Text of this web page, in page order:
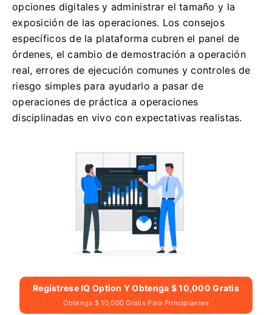
opciones digitales y administrar el tamaño y la
exposición de las operaciones. Los consejos
específicos de la plataforma cubren el panel de
órdenes, el cambio de demostración a operación
real, errores de ejecución comunes y controles de
riesgo simples para ayudarlo a pasar de
operaciones de práctica a operaciones
disciplinadas en vivo con expectativas realistas.
Regístrese IQ Option Y Obtenga $ 10,000 Gratis
Obtenga $ 10,000 Gratis Para Principiantes